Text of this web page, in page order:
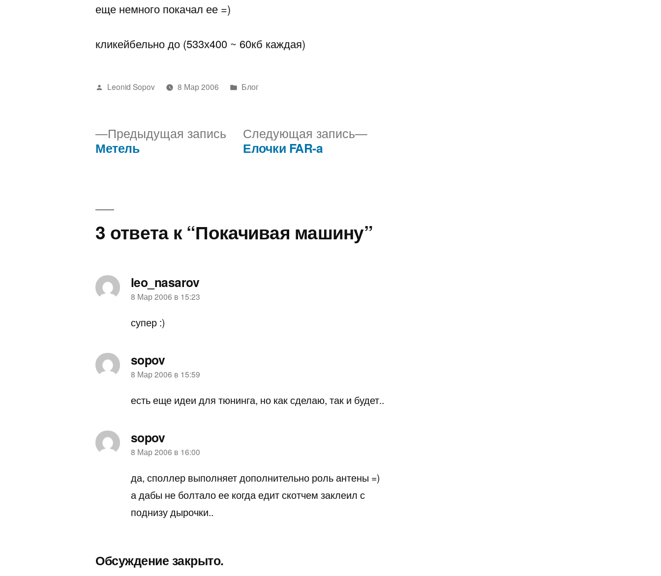
еще немного покачал ее =)
кликейбельно до (533х400 ~ 60кб каждая)
Написано
Leonid Sopov 8 Мар 2006
Написано
Блог
Навигация
записям
Предыдущая запись Предыдущая
запись:
Метель
Следующая запись
Следующая
Елочки FAR-a
3 ответа к “Покачивая машину”
leo_nasarov
пишет:
8 Мар 2006 в 15:23
супер :)
sopov
пишет:
8 Мар 2006 в 15:59
есть еще идеи для тюнинга, но как сделаю, так и будет..
sopov
пишет:
8 Мар 2006 в 16:00
да, споллер выполняет дополнительно роль антены =)
а дабы не болтало ее когда едит скотчем заклеил с
поднизу дырочки..
Обсуждение закрыто.